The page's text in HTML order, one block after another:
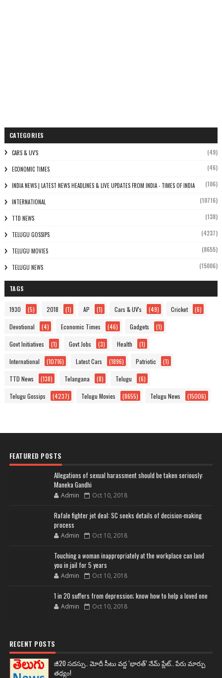
CATEGORIES
CARS & UV'S (49)
ECONOMIC TIMES (46)
INDIA NEWS | LATEST NEWS HEADLINES & LIVE UPDATES FROM INDIA - TIMES OF INDIA (106)
INTERNATIONAL (10716)
TTD NEWS (138)
TELUGU GOSSIPS (4237)
TELUGU MOVIES (8655)
TELUGU NEWS (15006)
TAGS
1930 (5) 2018 (1) AP (1) Cars & UV's (49) Cricket (6)
Devotional (4) Economic Times (46) Gadgets (1)
Govt Initiatives (1) Govt Jobs (3) Health (1)
International (10716) Latest Cars (1896) Patriotic (1)
TTD News (138) Telangana (8) Telugu (6)
Telugu Gossips (4237) Telugu Movies (8655) Telugu News (15006)
FEATURED POSTS
Allegations of sexual harassment should be taken seriously:
Maneka Gandhi
Admin Oct 10, 2018
Rafale fighter jet deal: SC seeks details of decision-making
process
Admin Oct 10, 2018
Touching a woman inappropriately at the workplace can land
you in jail for 5 years
Admin Oct 10, 2018
1 in 20 suffers from depression; know how to help a loved one
Admin Oct 10, 2018
RECENT POSTS
జీ20 సదస్సు.. మోదీ సీటు వద్ద ‘భారత్’ నేమ్ ప్లేట్‌.. పేరు మార్పు
తథ్యం!